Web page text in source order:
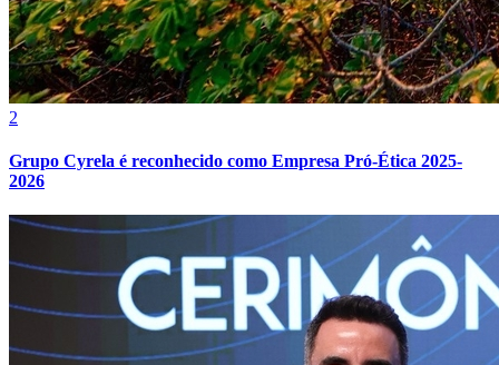
Botafogo
2
Grupo Cyrela é reconhecido como Empresa Pró-Ética 2025-
2026